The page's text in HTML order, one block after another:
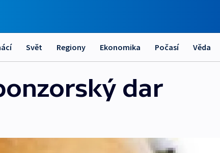
Svět Regiony Ekonomika Počasí Věda
dar